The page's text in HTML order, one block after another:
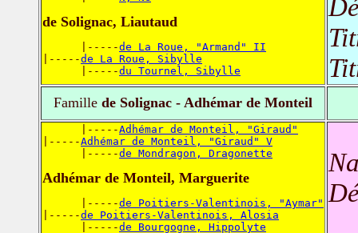
de Solignac, Liautaud
      |-----
de La Roue, "Armand" II
|-----de La Roue, Sibylle
      |-----
du Tournel, Sibylle
Famille de Solignac - Adhémar de Monteil
      |-----
Adhémar de Monteil, "Giraud"
|-----Adhémar de Monteil, "Giraud" V
      |-----
de Mondragon, Dragonette
Adhémar de Monteil, Marguerite
      |-----
de Poitiers-Valentinois, "Aymar"
|-----de Poitiers-Valentinois, Alosia
      |-----
de Bourgogne, Hippolyte